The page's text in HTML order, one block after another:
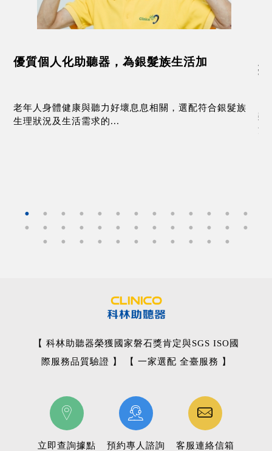
族生活加
關，選配符合銀髮族
聽損不處理 影響身心健康
雖然聽力退化屬於人體自然老化現象，
【 科林助聽器榮獲國家磐石獎肯定與SGS ISO國
際服務品質驗證 】 【 一家選配 全臺服務 】
立即查詢據點 預約專人諮詢 客服連絡信箱